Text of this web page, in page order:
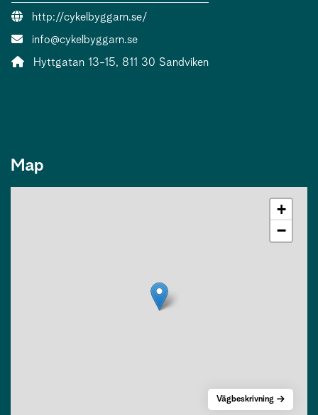
Website:
http://cykelbyggarn.se/
Contact person email:
info@cykelbyggarn.se
Address:
Hyttgatan 13-15, 811 30 Sandviken
Map
+
−
Vägbeskrivning